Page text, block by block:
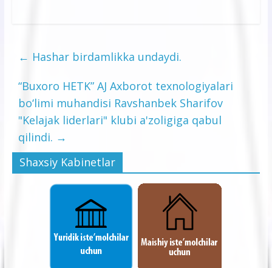
← Hashar birdamlikka undaydi.
“Buxoro HETK” AJ Axborot texnologiyalari
bo‘limi muhandisi Ravshanbek Sharifov
"Kelajak liderlari" klubi a'zoligiga qabul
qilindi. →
Shaxsiy Kabinetlar